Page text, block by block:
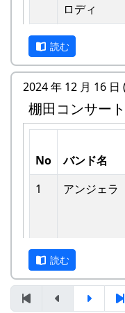
私達メシポンバン
ガーの“坂庭省悟
中、毎年優秀バン
私達は、この「棚
へ～」で出場した
した。賞品は何と
田んぼの真ん中で
ンドメンバーで分
他のバンドに目茶
しばらくメンバー
かけごはん”や“卵
楽やっててよかっ
～。 (ポン四郎）
ロディ
2 歌おうみん
3
ワンス・ア
4 僕の中のふ
5
棚⽥のイネ
7
棚⽥の⾵
この町で
読む
2024 年 12 月 16 日
棚田コンサー
No バンド名
1
アンジェラ
- アンジェラ
読む